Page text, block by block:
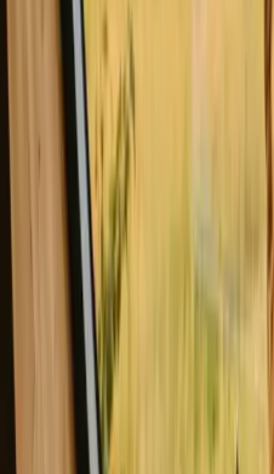
Tiny House Jorgina
Ny perle!
Lourinhã, Portugal
2 406 NOK /natt
14. – 16. august